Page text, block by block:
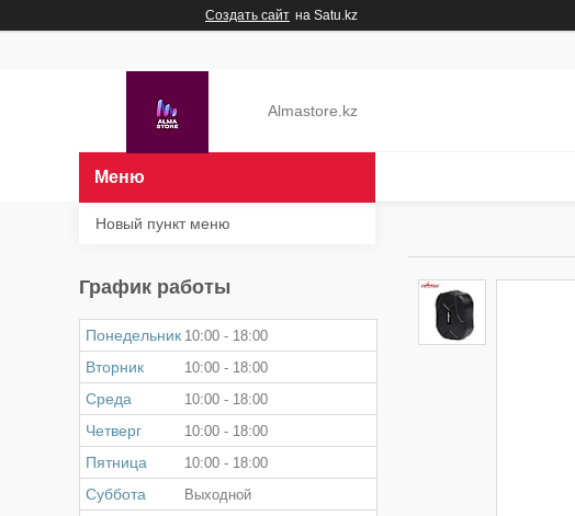
Создать сайт на Satu.kz
Almastore.kz
Новый пункт меню
График работы
Понедельник 10:00 18:00
Вторник 10:00 18:00
Среда 10:00 18:00
Четверг 10:00 18:00
Пятница 10:00 18:00
Суббота Выходной